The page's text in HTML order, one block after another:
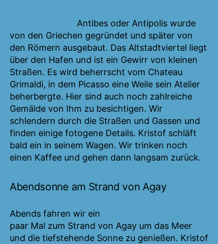
Antibes oder Antipolis wurde
von den Griechen gegründet und später von
den Römern ausgebaut. Das Altstadtviertel liegt
über den Hafen und ist ein Gewirr von kleinen
Straßen. Es wird beherrscht vom Chateau
Grimaldi, in dem Picasso eine Weile sein Atelier
beherbergte. Hier sind auch noch zahlreiche
Gemälde von Ihm zu besichtigen. Wir
schlendern durch die Straßen und Gassen und
finden einige fotogene Details. Kristof schläft
bald ein in seinem Wagen. Wir trinken noch
einen Kaffee und gehen dann langsam zurück.
Abendsonne am Strand von Agay
Abends fahren wir ein
paar Mal zum Strand von Agay um das Meer
und die tiefstehende Sonne zu genießen. Kristof